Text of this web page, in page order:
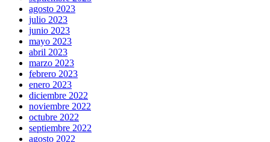
agosto 2023
julio 2023
junio 2023
mayo 2023
abril 2023
marzo 2023
febrero 2023
enero 2023
diciembre 2022
noviembre 2022
octubre 2022
septiembre 2022
agosto 2022